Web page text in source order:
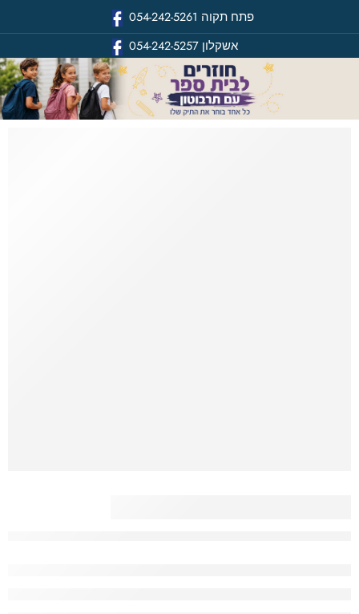
פתח תקוה 054-242-5261
אשקלון054-242-5257